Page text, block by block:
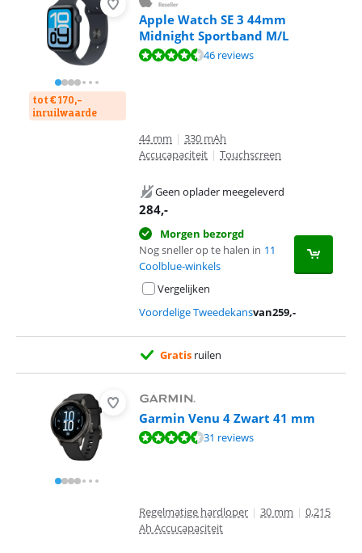
tot € 170,-
inruilwaarde
Apple Watch SE 3 44mm
Midnight Sportband M/L
Beoordeling is 9,0 van de 10, gebaseerd op 46 reviews.
46 reviews
44 mm | 330 mAh
Accucapaciteit | Touchscreen
Geen oplader meegeleverd
284,-
Morgen bezorgd
Nog sneller op te halen in 11
Coolblue-winkels
Vergelijken
Voordelige Tweedekansvan259,-
Gratis ruilen
Garmin Venu 4 Zwart 41 mm
Beoordeling is 9,4 van de 10, gebaseerd op 31 reviews.
31 reviews
Regelmatige hardloper | 30 mm | 0,215
Ah Accucapaciteit